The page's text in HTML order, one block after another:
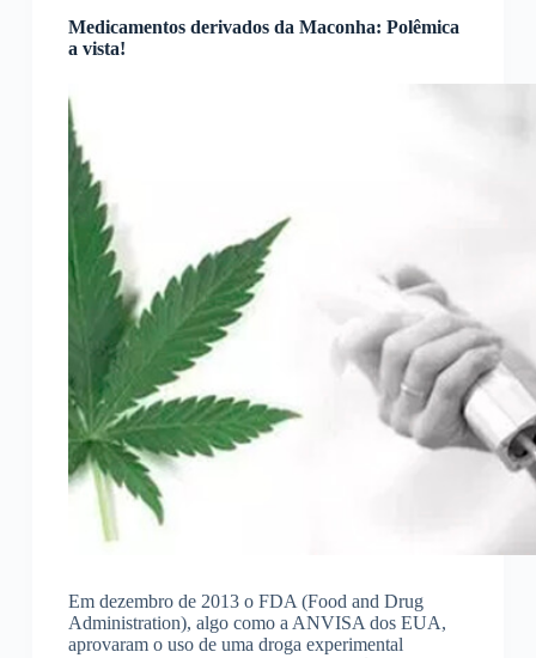
Medicamentos derivados da Maconha: Polêmica
a vista!
Em dezembro de 2013 o FDA (Food and Drug
Administration), algo como a ANVISA dos EUA,
aprovaram o uso de uma droga experimental